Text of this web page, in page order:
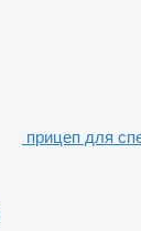
прицеп для